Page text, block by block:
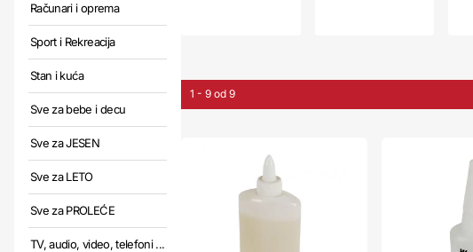
Računari i oprema
Sport i Rekreacija
Stan i kuća
Sve za bebe i decu
Sve za JESEN
Sve za LETO
Sve za PROLEĆE
TV, audio, video, telefoni ...
1 - 9 od 9